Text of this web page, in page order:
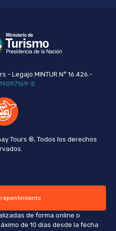
- Legajo MINTUR N° 16.426.-
5
Tours ®, Todos los derechos
de forma online o
de 10 días desde la fecha